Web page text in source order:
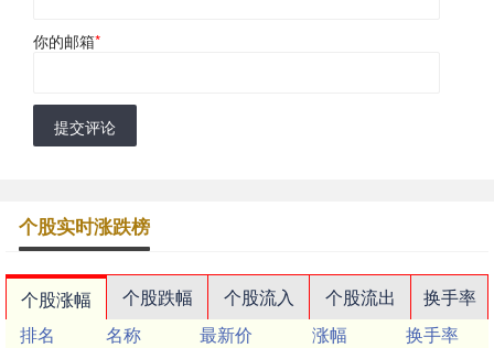
你的邮箱*
提交评论
个股实时涨跌榜
个股涨幅 个股跌幅 个股流入 个股流出
换手率
排名
名称 最新价 涨幅
换手率